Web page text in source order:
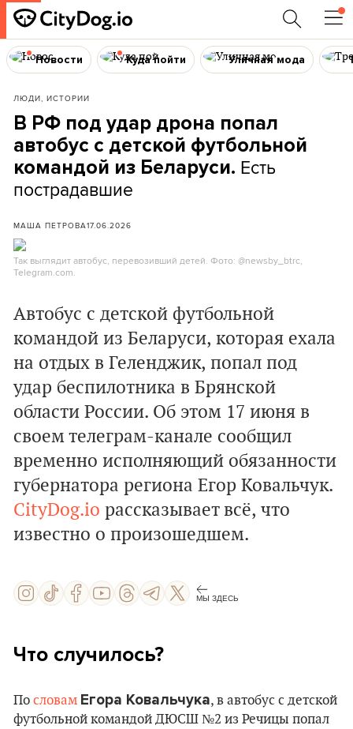
Новости Куда пойти Уличная мода
ЛЮДИ, ИСТОРИИ
В РФ под удар дрона попал
автобус с детской футбольной
командой из Беларуси. Есть
пострадавшие
МАША ПЕТРОВА17.06.2026
Так выглядит автобус, перевозивший детей. Фото: @newsby_btrc,
Telegram.com.
Автобус с детской футбольной
командой из Беларуси, которая ехала
на отдых в Геленджик, попал под
удар беспилотника в Брянской
области России. Об этом 17 июня в
своем телеграм-канале сообщил
временно исполняющий обязанности
губернатора региона Егор Ковальчук.
CityDog.io рассказывает всё, что
известно о произошедшем.
МЫ ЗДЕСЬ
Что случилось?
По словам Егора Ковальчука, в автобус с детской
футбольной командой ДЮСШ №2 из Речицы попал